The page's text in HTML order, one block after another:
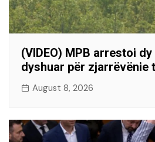
(VIDEO) MPB arrestoi
dyshuar për zjarrëvënie
August 8, 2026